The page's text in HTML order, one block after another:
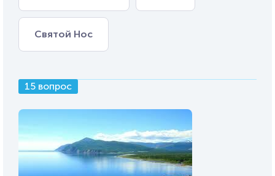
Святой Нос
15 вопрос